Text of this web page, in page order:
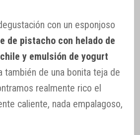
con un esponjoso
de pistacho con helado de
y emulsión de yogurt
también de una bonita teja de
realmente rico el
caliente, nada empalagoso,